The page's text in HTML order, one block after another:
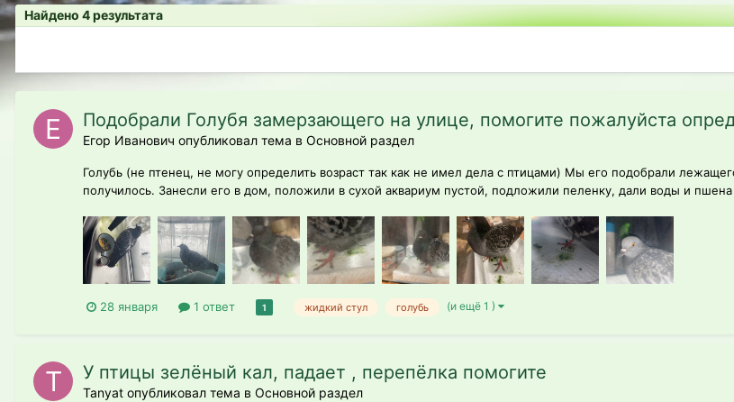
Найдено 4 результата
Подобрали Голубя замерзающего на улице, помогите пожалуйста
Егор Иванович опубликовал тема в Основной раздел
Голубь (не птенец, не могу определить возраст так как не имел дела с птицами) Мы его подобрали
получилось. Занесли его в дом, положили в сухой аквариум пустой, подложили пеленку, дали воды и пшена
28 января 1 ответ 1 жидкий стул голубь (и ещё 1 )
У птицы зелёный кал, падает , перепёлка помогите
Tanyat опубликовал тема в Основной раздел